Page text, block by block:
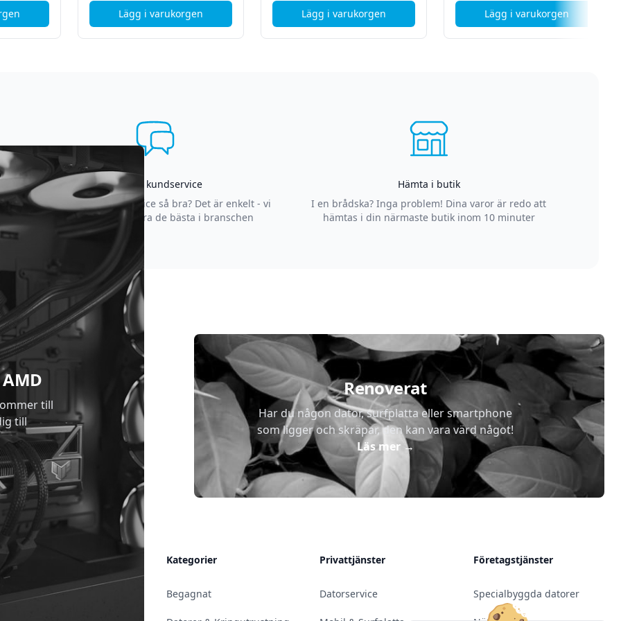
produkt
Gladius II Origin Gaming Mus - Svart - Grade B
Lägg i varukorgen, Acer AC Adapter 180W 19.5V - Renoverad produkt
Lägg i varukorgen, SteelSeries Aerox 3 2022 - Bluetooth - Onyx Black - Grade
Lägg i varukorgen, Microsoft Surface
Asgrym kundservice
Varför är vår kundservice så bra? Det är enkelt - vi
strävar efter att vara de bästa i branschen
Hämta i butik
I en brådska? Inga problem! Dina varor är redo att
hämtas i din närmaste butik inom 10 minuter
till
till
Renoverat
Har du någon dator, surfplatta eller smartphone
som ligger och skräpar, den kan vara värd något!
Läs mer→
Kontakt & Öppettider
Kategorier
Begagnat
Privattjänster
Datorservice
Företagstjänster
Specialbyggda datorer